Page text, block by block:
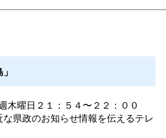
木曜日２１：５４〜２２：００
な県政のお知らせ情報を伝えるテレ